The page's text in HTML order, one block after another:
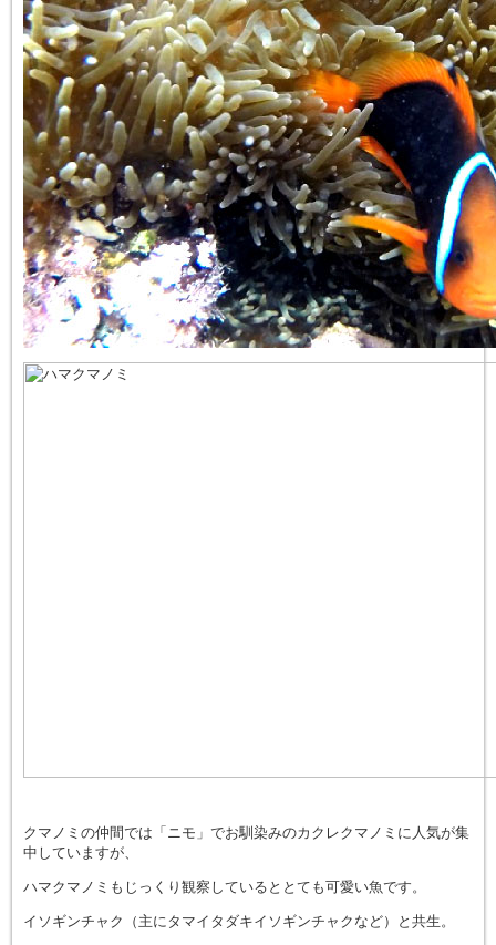
クマノミの仲間では「ニモ」でお馴染みのカクレクマノミに人気が集
中していますが、
ハマクマノミもじっくり観察しているととても可愛い魚です。
イソギンチャク（主にタマイタダキイソギンチャクなど）と共生。